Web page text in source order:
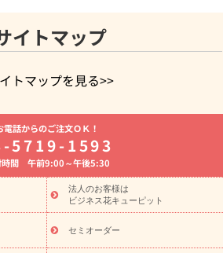
イトマップ
トマップを見る>>
祝いの花特集
誕生日フラワーギフト特集
キョウ)
開店・開業祝い
やみ お供え・お悔やみの花
・葬儀に贈る花 胡蝶蘭・花鉢
イベント
ひまわり ギフト・プレゼント
） 季節のイベント
お盆 花（新
盆・初盆）
お盆・お供え 花とセットギ
ザーブドフラワー
ひまわり ギフト・プ
り・お中元・暑中見舞い 花のギフト特集
電話からのご注文ＯＫ！
5719-1593
時間 午前9:00～午後5:30
法人のお客様は
ビジネス花キューピット
セミオーダー